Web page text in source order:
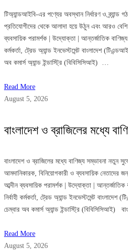
টিঅ্যান্ডআইবি-এর পণ্যের অবস্থান নির্ধারণ ও ব্র্যান্ড
প্রতিযোগীদের থেকে আলাদা হয়ে উঠুন এবং আরও
ব্যবসায়িক পরামর্শক | উদ্যোক্তা | আন্তর্জাতিক বাণিজ্য
কর্মকর্তা, ট্রেড অ্যান্ড ইনভেস্টমেন্ট বাংলাদেশ
অব কমার্স অ্যান্ড ইন্ডাস্ট্রি (বিবিসিসিআই) …
Read More
August 5, 2026
বাংলাদেশ ও ব্রাজিলের মধ্যে
বাংলাদেশ ও ব্রাজিলের মধ্যে বাণিজ্য সম্ভাবনা নতুন
আমদানিকারক, বিনিয়োগকারী ও ব্যবসায়িক নেতাদের
আব্দীন ব্যবসায়িক পরামর্শক | উদ্যোক্তা | আন্তর্জাতিক
নির্বাহী কর্মকর্তা, ট্রেড অ্যান্ড ইনভেস্টমেন্ট বাংলাদেশ
চেম্বার অব কমার্স অ্যান্ড ইন্ডাস্ট্রি (বিবিসিসিআই)
Read More
August 5, 2026